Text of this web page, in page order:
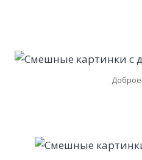
Доброе